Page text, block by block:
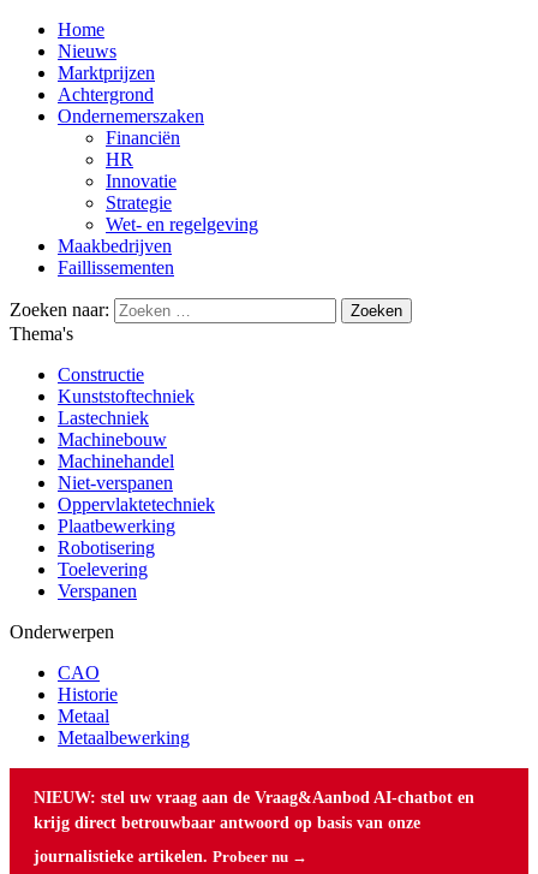
Home
Nieuws
Marktprijzen
Achtergrond
Ondernemerszaken
Financiën
HR
Innovatie
Strategie
Wet- en regelgeving
Maakbedrijven
Faillissementen
Zoeken naar:
Thema's
Constructie
Kunststoftechniek
Lastechniek
Machinebouw
Machinehandel
Niet-verspanen
Oppervlaktetechniek
Plaatbewerking
Robotisering
Toelevering
Verspanen
Onderwerpen
CAO
Historie
Metaal
Metaalbewerking
NIEUW: stel uw vraag aan de Vraag&Aanbod AI-chatbot en
krijg direct betrouwbaar antwoord op basis van onze
journalistieke artikelen. Probeer nu →